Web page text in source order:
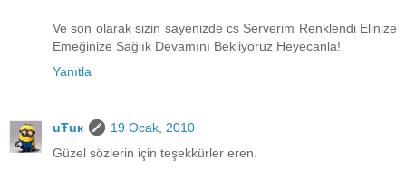
Ve son olarak sizin sayenizde cs Serverim Renklendi Elinize
Emeğinize Sağlık Devamını Bekliyoruz Heyecanla!
Yanıtla
uŦuк
19 Ocak, 2010
Güzel sözlerin için teşekkürler eren.